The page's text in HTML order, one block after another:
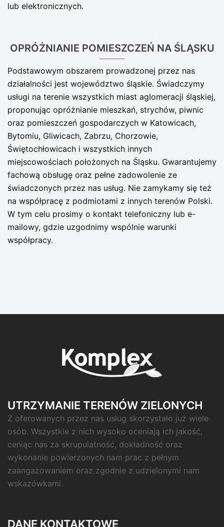
lub elektronicznych.
OPRÓŻNIANIE POMIESZCZEŃ NA ŚLĄSKU
Podstawowym obszarem prowadzonej przez nas
działalności jest województwo śląskie. Świadczymy
usługi na terenie wszystkich miast aglomeracji śląskiej,
proponując opróżnianie mieszkań, strychów, piwnic
oraz pomieszczeń gospodarczych w Katowicach,
Bytomiu, Gliwicach, Zabrzu, Chorzowie,
Świętochłowicach i wszystkich innych
miejscowościach położonych na Śląsku. Gwarantujemy
fachową obsługę oraz pełne zadowolenie ze
świadczonych przez nas usług. Nie zamykamy się też
na współpracę z podmiotami z innych terenów Polski.
W tym celu prosimy o kontakt telefoniczny lub e-
mailowy, gdzie uzgodnimy wspólnie warunki
współpracy.
UTRZYMANIE TERENÓW ZIELONYCH
Z oferowanych przez nas usług skorzystało już wiele
osób. Wszystkie z nich wysoko oceniają ich jakość,
ceniąc nas za skrupulatność, dokładność oraz
wykonanie powierzonych nam prac z pełnym
zaangażowaniem oraz zgodnie z udzielonymi nam
wskazówkami.
DANE KONTAKTOWE